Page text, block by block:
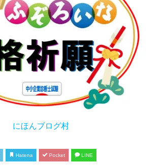
にほんブログ村
Hatena Pocket LINE